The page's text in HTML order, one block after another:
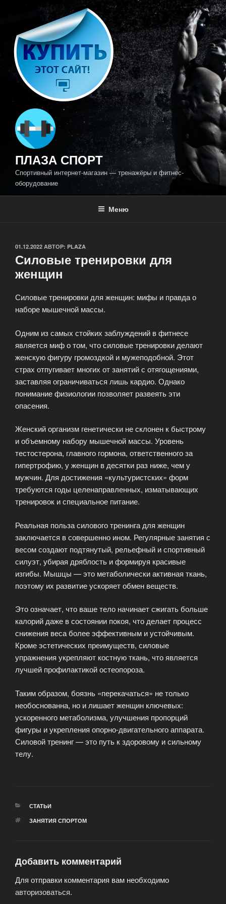
содержимому
ПЛАЗА СПОРТ
Спортивный интернет-магазин — тренажёры и фитнес-
оборудование
Меню
ОПУБЛИКОВАНО
01.12.2022 АВТОР: PLAZA
Силовые тренировки для
женщин
Силовые тренировки для женщин: мифы и правда о
наборе мышечной массы.
Одним из самых стойких заблуждений в фитнесе
является миф о том, что силовые тренировки делают
женскую фигуру громоздкой и мужеподобной. Этот
страх отпугивает многих от занятий с отягощениями,
заставляя ограничиваться лишь кардио. Однако
понимание физиологии позволяет развеять эти
опасения.
Женский организм генетически не склонен к быстрому
и объемному набору мышечной массы. Уровень
тестостерона, главного гормона, ответственного за
гипертрофию, у женщин в десятки раз ниже, чем у
мужчин. Для достижения «культуристских» форм
требуются годы целенаправленных, изматывающих
тренировок и специальное питание.
Реальная польза силового тренинга для женщин
заключается в совершенно ином. Регулярные занятия с
весом создают подтянутый, рельефный и спортивный
силуэт, убирая дряблость и формируя красивые
изгибы. Мышцы — это метаболически активная ткань,
поэтому их развитие ускоряет обмен веществ.
Это означает, что ваше тело начинает сжигать больше
калорий даже в состоянии покоя, что делает процесс
снижения веса более эффективным и устойчивым.
Кроме эстетических преимуществ, силовые
упражнения укрепляют костную ткань, что является
лучшей профилактикой остеопороза.
Таким образом, боязнь «перекачаться» не только
необоснованна, но и лишает женщин ключевых:
ускоренного метаболизма, улучшения пропорций
фигуры и укрепления опорно-двигательного аппарата.
Силовой тренинг — это путь к здоровому и сильному
телу.
РУБРИКИ
СТАТЬИ
МЕТКИ
ЗАНЯТИЯ СПОРТОМ
Добавить комментарий
Для отправки комментария вам необходимо
авторизоваться.